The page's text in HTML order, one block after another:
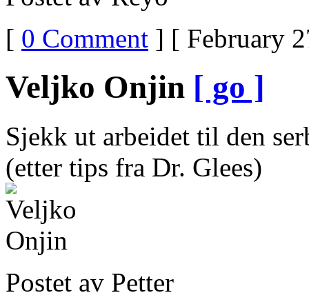
[ 0 Comment ] [ February
Veljko Onjin [ go ]
Sjekk ut arbeidet til den
(etter tips fra Dr. Glees)
Postet av Petter